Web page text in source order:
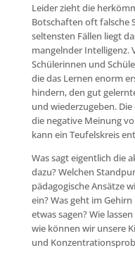
Leider zieht die
Botschaften oft falsche
seltensten Fällen liegt
mangelnder Intelligenz.
Schülerinnen und
die das Lernen enorm
hindern, den gut
und wiederzugeben.
die negative Meinung
kann ein Teufelskreis
Was sagt eigentlich die
dazu? Welchen
pädagogische Ansätze
ein? Was geht im
etwas sagen? Wie
wie können wir unsere
und